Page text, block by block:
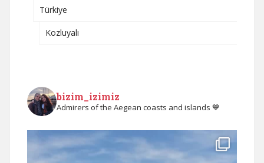
Türkiye
Kozluyalı
bizim_izimiz
Admirers of the Aegean coasts and islands 💙